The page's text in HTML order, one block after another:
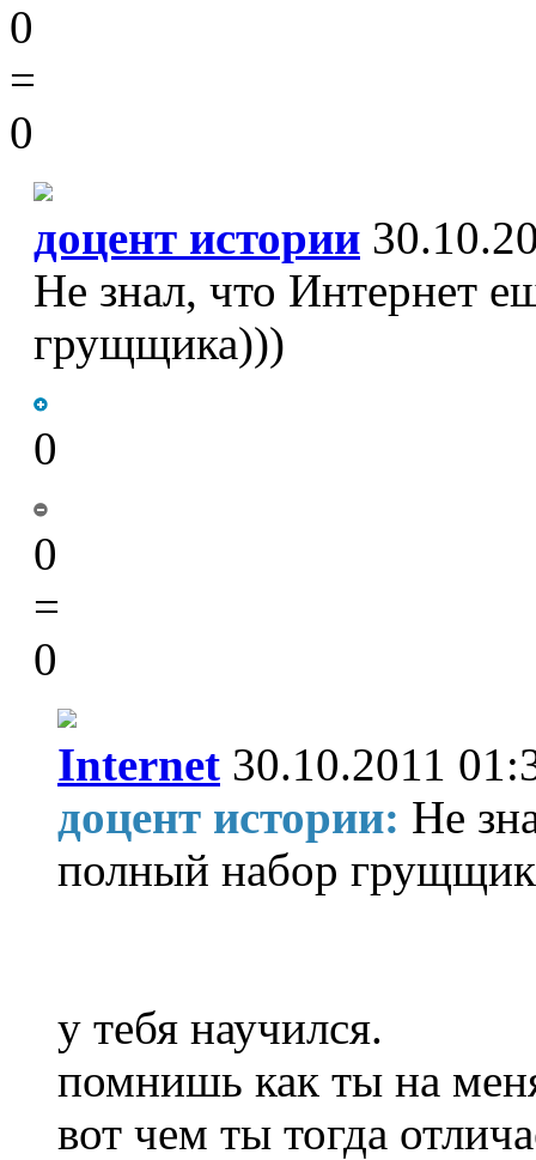
0
=
0
доцент истории
Не знал, что Интернет
грущщика)))
0
0
=
0
Internet 30.10.2011
доцент истории: Не
полный набор
у тебя научился.
помнишь как ты на
вот чем ты тогда